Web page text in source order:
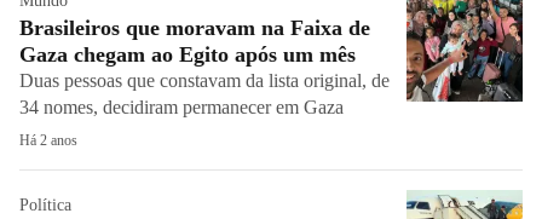
Brasileiros que moravam na Faixa de
Gaza chegam ao Egito após um mês
Duas pessoas que constavam da lista original, de
34 nomes, decidiram permanecer em Gaza
Há 2 anos
Política